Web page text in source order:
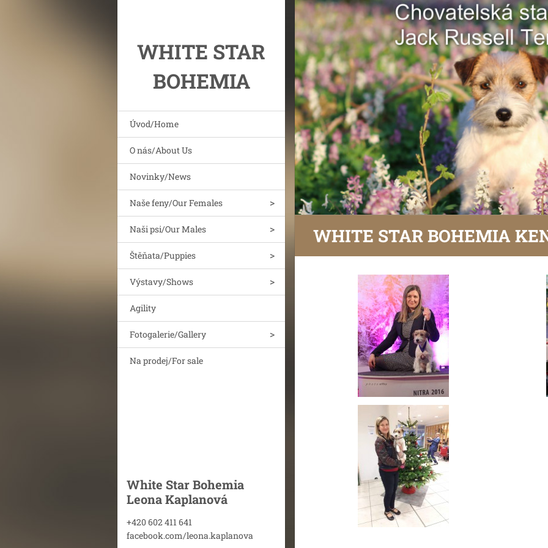
WHITE STAR
BOHEMIA
Úvod/Home
O nás/About Us
Novinky/News
Naše feny/Our Females
Naši psi/Our Males
Štěňata/Puppies
Výstavy/Shows
Agility
Fotogalerie/Gallery
Na prodej/For sale
White Star Bohemia
Leona Kaplanová
+420 602 411 641
facebook.com/leona.kaplanova
WHITE STAR BOHEMIA